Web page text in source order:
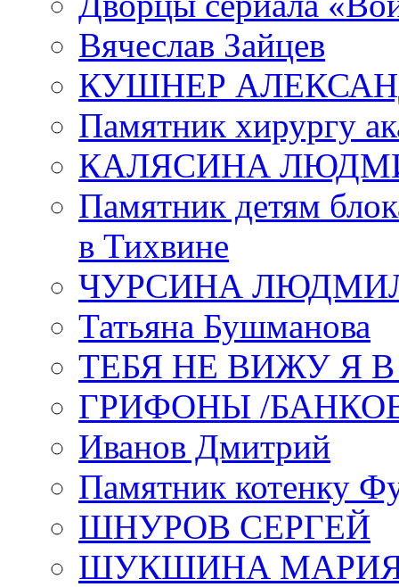
Вячеслав Зайцев
КУШНЕР
Памятник хирургу
КАЛЯСИНА
Памятник детям
в Тихвине
ЧУРСИНА
Татьяна Бушманова
ТЕБЯ НЕ ВИЖУ Я
ГРИФОНЫ /
Иванов Дмитрий
Памятник котенку
ШНУРОВ СЕРГЕЙ
ШУКШИНА